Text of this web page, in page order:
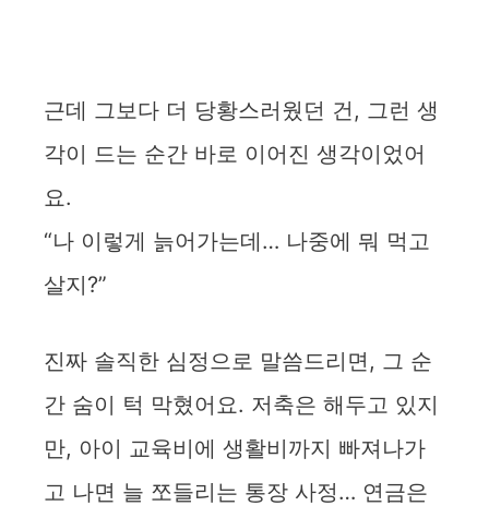
근데 그보다 더 당황스러웠던 건, 그런 생
각이 드는 순간 바로 이어진 생각이었어
요.
“나 이렇게 늙어가는데… 나중에 뭐 먹고
살지?”
진짜 솔직한 심정으로 말씀드리면, 그 순
간 숨이 턱 막혔어요. 저축은 해두고 있지
만, 아이 교육비에 생활비까지 빠져나가
고 나면 늘 쪼들리는 통장 사정… 연금은